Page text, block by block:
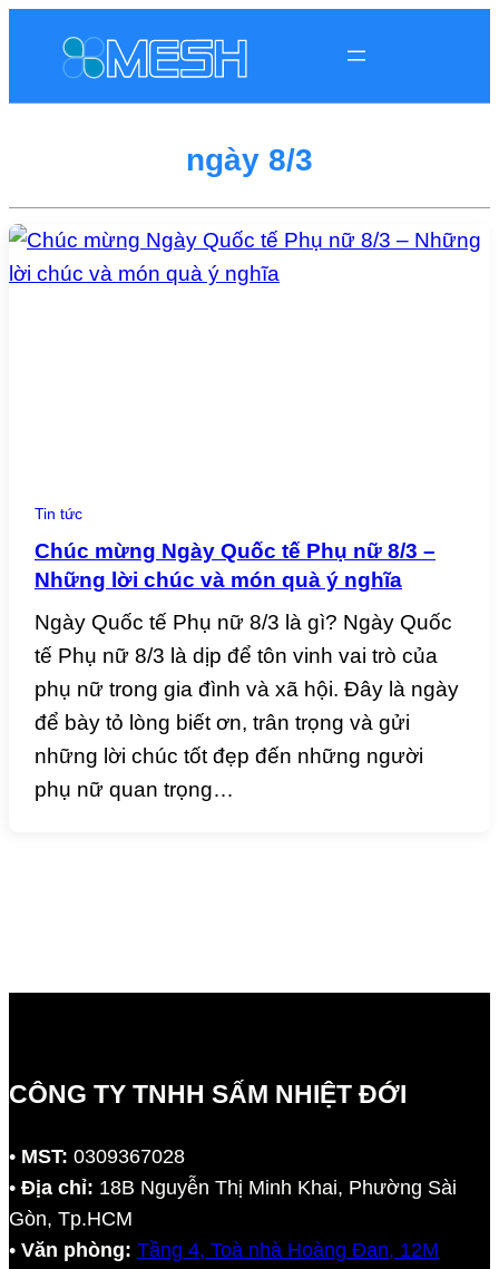
ngày 8/3
Tin tức
Chúc mừng Ngày Quốc tế Phụ nữ 8/3 –
Những lời chúc và món quà ý nghĩa
Ngày Quốc tế Phụ nữ 8/3 là gì? Ngày Quốc
tế Phụ nữ 8/3 là dịp để tôn vinh vai trò của
phụ nữ trong gia đình và xã hội. Đây là ngày
để bày tỏ lòng biết ơn, trân trọng và gửi
những lời chúc tốt đẹp đến những người
phụ nữ quan trọng…
CÔNG TY TNHH SẤM NHIỆT ĐỚI
• MST: 0309367028
• Địa chỉ: 18B Nguyễn Thị Minh Khai, Phường Sài
Gòn, Tp.HCM
• Văn phòng: Tầng 4, Toà nhà Hoàng Đan, 12M